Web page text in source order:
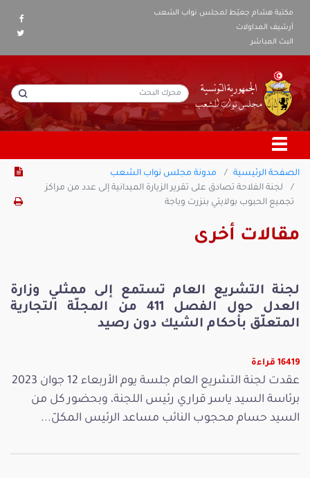
مكتبة هشام جعيّط لمجلس نواب الشعب
أرشيف المداولات
البث المباشر
الصفحة الرئيسية
مدونة مجلس نواب الشعب
لجنة الفلاحة تصادق على تقرير الزيارة الميدانية إلى عدد من مراكز
تجميع الحبوب بولايتي بنزرت وباجة
مقالات أخرى
لجنة التشريع العام تستمع إلى ممثلي وزارة
العدل حول الفصل 411 من المجلّة التجارية
المتعلّق بأحكام الشيك دون رصيد
16419 قراءة
عقدت لجنة التشريع العام جلسة يوم الأربعاء 12 جوان 2023
برئاسة السيد ياسر قراري رئيس اللجنة، وبحضور كل من
السيد حسام محجوب النائب مساعد الرئيس المكلّ...